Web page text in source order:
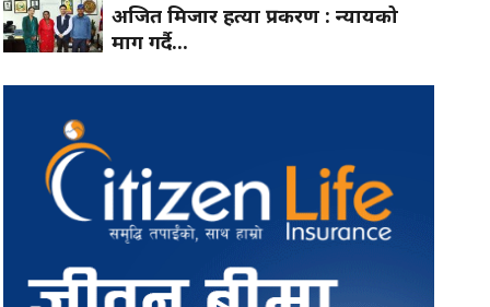
अजित मिजार हत्या प्रकरण : न्यायको
माग गर्दै...